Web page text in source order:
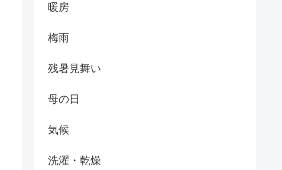
暖房
梅雨
残暑見舞い
母の日
気候
洗濯・乾燥